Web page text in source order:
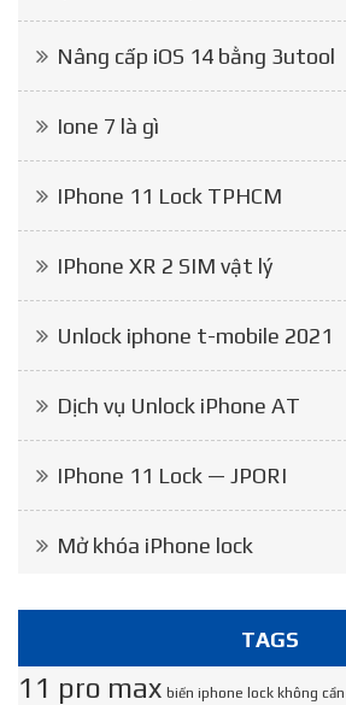
Nâng cấp iOS 14 bằng 3utool
Ione 7 là gì
IPhone 11 Lock TPHCM
IPhone XR 2 SIM vật lý
Unlock iphone t-mobile 2021
Dịch vụ Unlock iPhone AT
IPhone 11 Lock — JPORI
Mở khóa iPhone lock
TAGS
11 pro max biến iphone lock không